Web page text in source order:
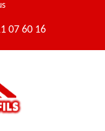
07 60 16